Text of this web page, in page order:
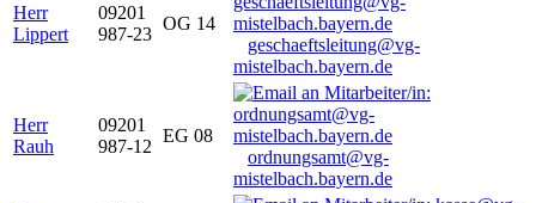
Herr
Lippert
09201
987-23
OG 14
geschaeftsleitung@vg-
mistelbach.bayern.de
Herr
Rauh
09201
987-12
EG 08
ordnungsamt@vg-
mistelbach.bayern.de